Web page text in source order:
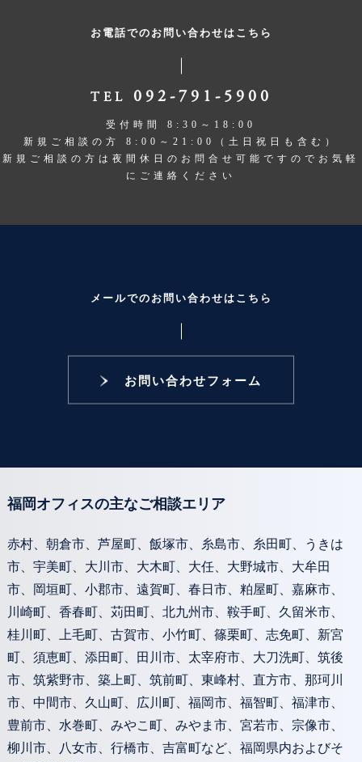
お電話でのお問い合わせはこちら
TEL 092-791-5900
受付時間 8:30～18:00
新規ご相談の方 8:00～21:00（土日祝日も含む）
新規ご相談の方は夜間休日のお問合せ可能ですのでお気軽
にご連絡ください
メールでのお問い合わせはこちら
お問い合わせフォーム
福岡オフィスの主なご相談エリア
赤村、朝倉市、芦屋町、飯塚市、糸島市、糸田町、うきは
市、宇美町、大川市、大木町、大任、大野城市、大牟田
市、岡垣町、小郡市、遠賀町、春日市、粕屋町、嘉麻市、
川崎町、香春町、苅田町、北九州市、鞍手町、久留米市、
桂川町、上毛町、古賀市、小竹町、篠栗町、志免町、新宮
町、須恵町、添田町、田川市、太宰府市、大刀洗町、筑後
市、筑紫野市、築上町、筑前町、東峰村、直方市、那珂川
市、中間市、久山町、広川町、福岡市、福智町、福津市、
豊前市、水巻町、みやこ町、みやま市、宮若市、宗像市、
柳川市、八女市、行橋市、吉富町など、福岡県内およびそ